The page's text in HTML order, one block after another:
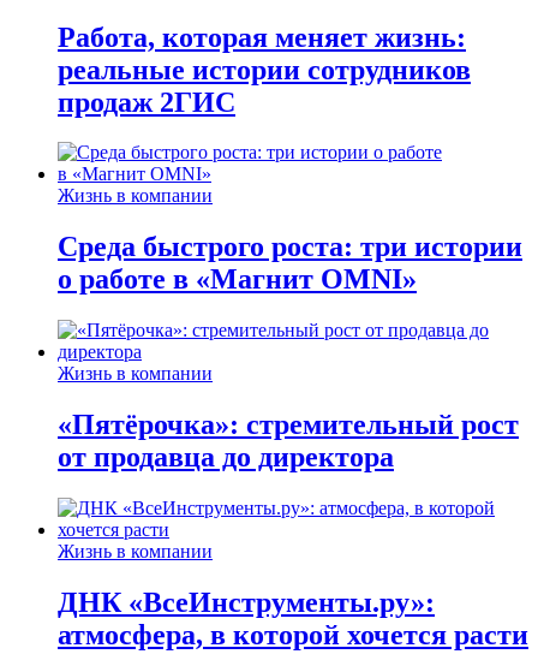
Работа, которая меняет жизнь:
реальные истории сотрудников
продаж 2ГИС
Жизнь в компании
Среда быстрого роста: три истории
о работе в «Магнит OMNI»
Жизнь в компании
«Пятёрочка»: стремительный рост
от продавца до директора
Жизнь в компании
ДНК «ВсеИнструменты.ру»:
атмосфера, в которой хочется расти